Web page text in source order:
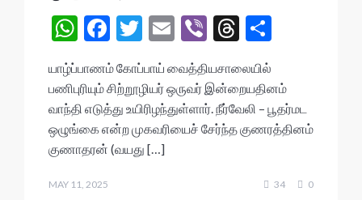
W
at
s
A
p
p
F
e
b
o
o
T
w
itt
er
E
m
ai
l
Vi
er
T
ea
ds
ar
e
யாழ்ப்பாணம் கோப்பாய் வைத்தியசாலையில்
பணிபுரியும் சிற்றூழியர் ஒருவர் இன்றையதினம்
வாந்தி எடுத்து உயிரிழந்துள்ளார். நீர்வேலி – பூதர்மட
ஒழுங்கை என்ற முகவரியைச் சேர்ந்த குணரத்தினம்
குணாதரன் (வயது […]
MAY 11, 2025 34 0